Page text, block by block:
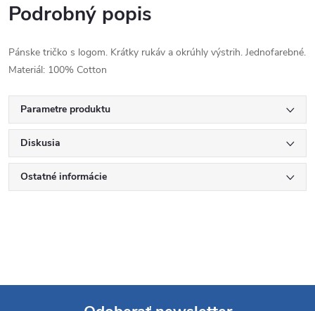
Podrobný popis
Pánske tričko s logom. Krátky rukáv a okrúhly výstrih. Jednofarebné.
Materiál: 100% Cotton
Parametre produktu
Diskusia
Ostatné informácie